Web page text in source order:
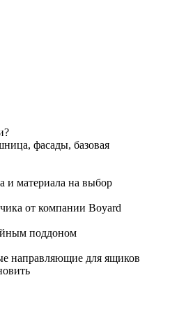
фасады, базовая
и материала на выбор
от компании Boyard
поддоном
направляющие для ящиков